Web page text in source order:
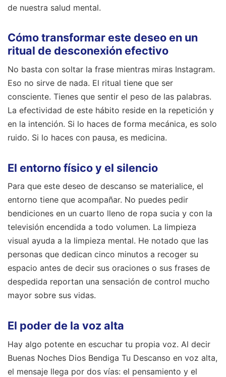
de nuestra salud mental.
Cómo transformar este deseo en un
ritual de desconexión efectivo
No basta con soltar la frase mientras miras Instagram.
Eso no sirve de nada. El ritual tiene que ser
consciente. Tienes que sentir el peso de las palabras.
La efectividad de este hábito reside en la repetición y
en la intención. Si lo haces de forma mecánica, es solo
ruido. Si lo haces con pausa, es medicina.
El entorno físico y el silencio
Para que este deseo de descanso se materialice, el
entorno tiene que acompañar. No puedes pedir
bendiciones en un cuarto lleno de ropa sucia y con la
televisión encendida a todo volumen. La limpieza
visual ayuda a la limpieza mental. He notado que las
personas que dedican cinco minutos a recoger su
espacio antes de decir sus oraciones o sus frases de
despedida reportan una sensación de control mucho
mayor sobre sus vidas.
El poder de la voz alta
Hay algo potente en escuchar tu propia voz. Al decir
Buenas Noches Dios Bendiga Tu Descanso en voz alta,
el mensaje llega por dos vías: el pensamiento y el